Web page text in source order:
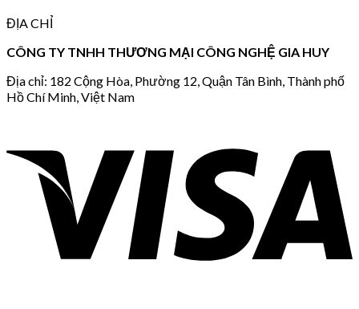
ĐỊA CHỈ
CÔNG TY TNHH THƯƠNG MẠI CÔNG NGHỆ GIA HUY
Địa chỉ: 182 Cộng Hòa, Phường 12, Quận Tân Bình, Thành phố
Hồ Chí Minh, Việt Nam